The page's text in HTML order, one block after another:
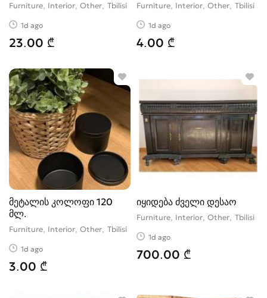
Furniture, Interior, Other Tbilisi
1d ago
23.00 ₾
Furniture, Interior, Other Tbilisi
1d ago
4.00 ₾
მეტალის კოლოფი 120
მლ.
Furniture, Interior, Other Tbilisi
1d ago
3.00 ₾
იყიდება ძველი დესაო
Furniture, Interior, Other Tbilisi
1d ago
700.00 ₾